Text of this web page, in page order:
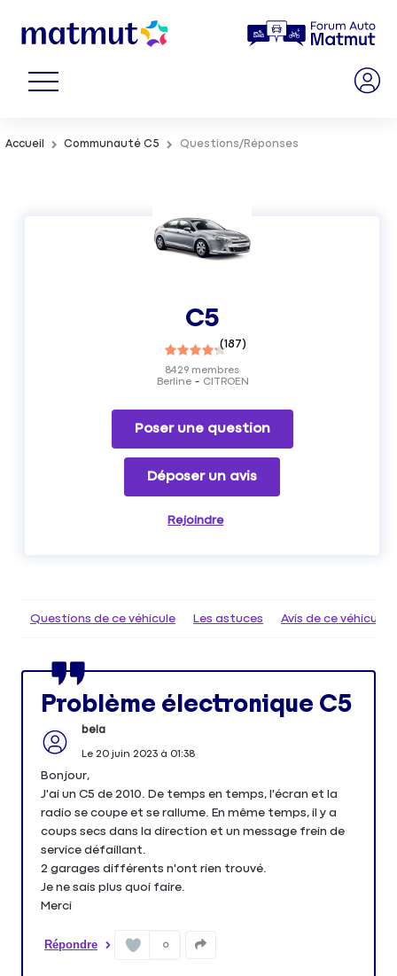
Accueil Communauté C5 Questions/Réponses
C5
(187)
Berline CITROEN
8429 membres
Poser une question
Déposer un avis
Rejoindre
Questions de ce véhicule Les astuces Avis de ce véhicule
Problème électronique C5
bela
Le 20 juin 2023à 01:38
Bonjour,
J'ai un C5 de 2010. De temps en temps, l'écran et la
radio se coupe et se rallume. En même temps, il y a
coups secs dans la direction et un message frein de
service défaillant.
2 garages différents n'ont rien trouvé.
Je ne sais plus quoi faire.
Merci
Répondre 0